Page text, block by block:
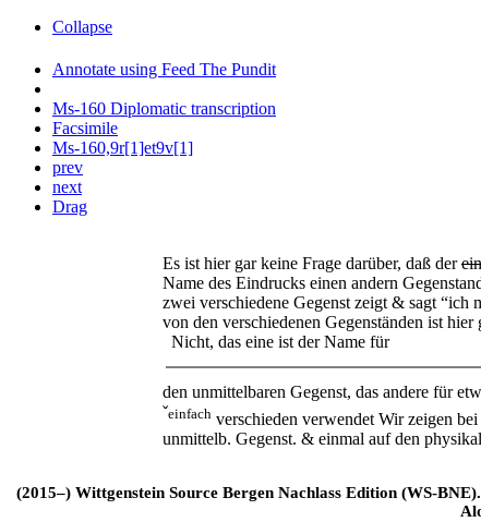
Collapse
Annotate using Feed The Pundit
Ms-160 Diplomatic transcription
Facsimile
Ms-160,9r[1]et9v[1]
prev
next
Drag
Es ist hier gar keine Frage darüber, daß der
Name des Eindrucks einen andern
zwei verschiedene Gegenst zeigt & sagt “ich
von den verschiedenen Gegenständen ist hier
Nicht, das eine ist der Name für
den unmittelbaren Gegenst, das andere für
ˇeinfach verschieden verwendet Wir zeigen
unmittelb. Gegenst. & einmal auf den
(2015–) Wittgenstein Source Bergen Nachlass Edition (WS-